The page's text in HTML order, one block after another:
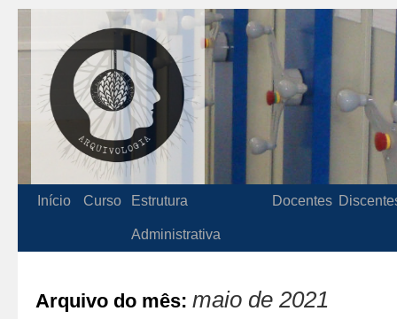
Início Curso Estrutura
Administrativa
Docentes
Arquivo do mês: maio de 2021